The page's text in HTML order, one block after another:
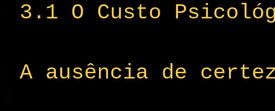
3.1 O Custo
A ausência de